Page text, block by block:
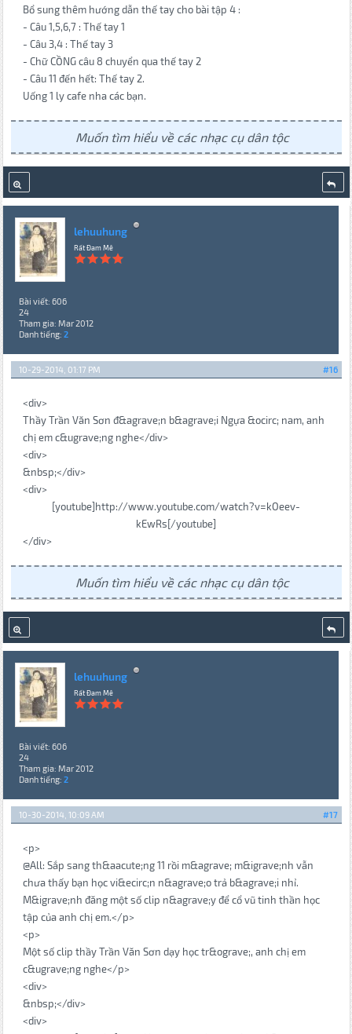
Bổ sung thêm hướng dẫn thế tay cho bài tập 4 :
- Câu 1,5,6,7 : Thế tay 1
- Câu 3,4 : Thế tay 3
- Chữ CỒNG câu 8 chuyển qua thế tay 2
- Câu 11 đến hết: Thế tay 2.
Uống 1 ly cafe nha các bạn.
Muốn tìm hiểu về các nhạc cụ dân tộc
lehuuhung
Rất Đam Mê
Bài viết: 606
24
Tham gia: Mar 2012
Danh tiếng: 2
#16
10-29-2014, 01:17 PM
<div>
Thầy Trần Văn Sơn đ&agrave;n b&agrave;i Ngựa &ocirc; nam, anh
chị em c&ugrave;ng nghe</div>
<div>
&nbsp;</div>
<div>
[youtube]http://www.youtube.com/watch?v=kOeev-
kEwRs[/youtube]
</div>
Muốn tìm hiểu về các nhạc cụ dân tộc
lehuuhung
Rất Đam Mê
Bài viết: 606
24
Tham gia: Mar 2012
Danh tiếng: 2
#17
10-30-2014, 10:09 AM
<p>
@All: Sắp sang th&aacute;ng 11 rồi m&agrave; m&igrave;nh vẫn
chưa thấy bạn học vi&ecirc;n n&agrave;o trả b&agrave;i nhỉ.
M&igrave;nh đăng một số clip n&agrave;y để cổ vũ tinh thần học
tập của anh chị em.</p>
<p>
Một số clip thầy Trần Văn Sơn dạy học tr&ograve;, anh chị em
c&ugrave;ng nghe</p>
<div>
&nbsp;</div>
<div>